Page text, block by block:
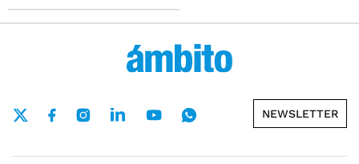
NEWSLETTER